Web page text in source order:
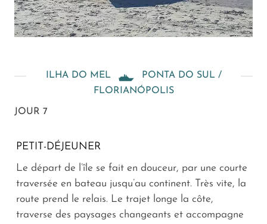
ILHA DO MEL
PONTA DO SUL /
FLORIANÓPOLIS
JOUR 7
PETIT-DÉJEUNER
Le départ de l’île se fait en douceur, par une courte
traversée en bateau jusqu’au continent. Très vite, la
route prend le relais. Le trajet longe la côte,
traverse des paysages changeants et accompagne